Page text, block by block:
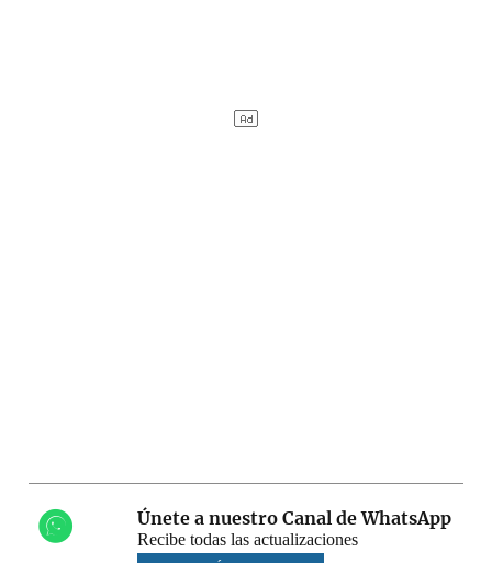
Únete a nuestro Canal de WhatsApp
Recibe todas las actualizaciones